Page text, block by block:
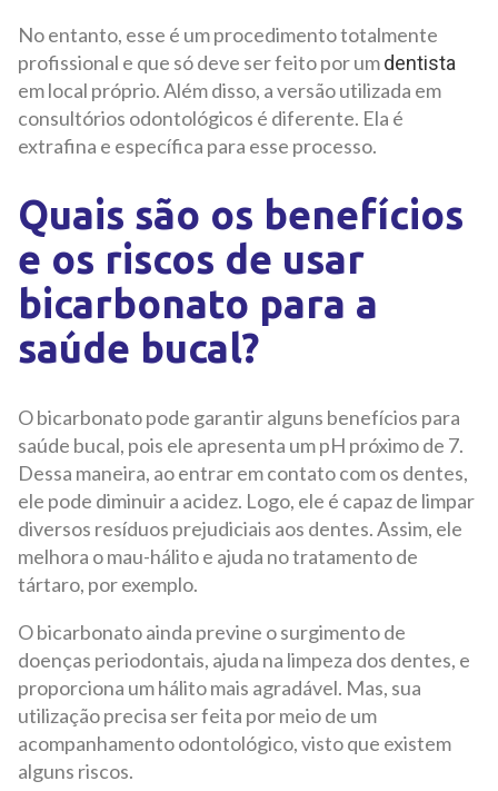
No entanto, esse é um procedimento totalmente
profissional e que só deve ser feito por umdentista
em local próprio. Além disso, a versão utilizada em
consultórios odontológicos é diferente. Ela é
extrafina e específica para esse processo.
Quais são os benefícios
e os riscos de usar
bicarbonato para a
saúde bucal?
O bicarbonato pode garantir alguns benefícios para
saúde bucal, pois ele apresenta um pH próximo de 7.
Dessa maneira, ao entrar em contato com os dentes,
ele pode diminuir a acidez. Logo, ele é capaz de limpar
diversos resíduos prejudiciais aos dentes. Assim, ele
melhora o mau-hálito e ajuda no tratamento de
tártaro, por exemplo.
O bicarbonato ainda previne o surgimento de
doenças periodontais, ajuda na limpeza dos dentes, e
proporciona um hálito mais agradável. Mas, sua
utilização precisa ser feita por meio de um
acompanhamento odontológico, visto que existem
alguns riscos.